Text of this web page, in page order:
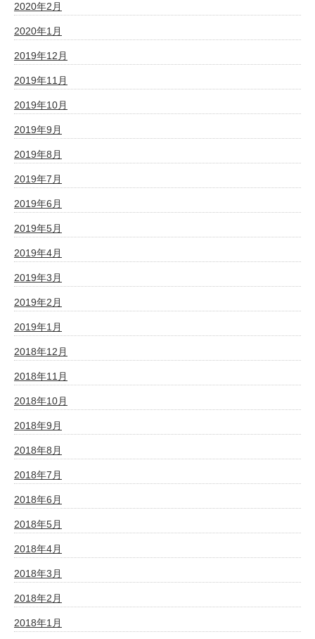
2020年2月
2020年1月
2019年12月
2019年11月
2019年10月
2019年9月
2019年8月
2019年7月
2019年6月
2019年5月
2019年4月
2019年3月
2019年2月
2019年1月
2018年12月
2018年11月
2018年10月
2018年9月
2018年8月
2018年7月
2018年6月
2018年5月
2018年4月
2018年3月
2018年2月
2018年1月